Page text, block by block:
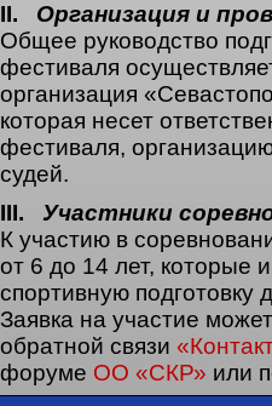
II. Организация и
Общее руководство
фестиваля
организация
которая несет
фестиваля,
судей.
III. Участники
К участию в
от 6 до 14 лет, которые
спортивную подготовку
Заявка на участие
обратной связи
форуме ОО «СКР» или